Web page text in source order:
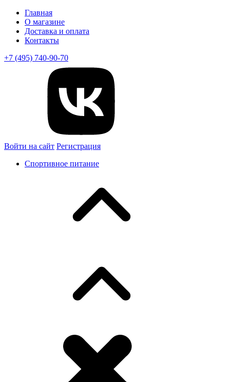
Главная
О магазине
Доставка и оплата
Контакты
+7 (495) 740-90-70
Войти на сайт Регистрация
Спортивное питание